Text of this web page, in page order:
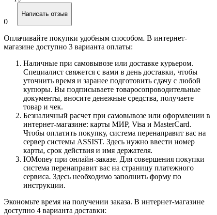
0
Написать отзыв
Оплачивайте покупки удобным способом. В интернет-
магазине доступно 3 варианта оплаты:
Наличные при самовывозе или доставке курьером.
Специалист свяжется с вами в день доставки, чтобы
уточнить время и заранее подготовить сдачу с любой
купюры. Вы подписываете товаросопроводительные
документы, вносите денежные средства, получаете
товар и чек.
Безналичный расчет при самовывозе или оформлении в
интернет-магазине: карты МИР, Visa и MasterCard.
Чтобы оплатить покупку, система перенаправит вас на
сервер системы ASSIST. Здесь нужно ввести номер
карты, срок действия и имя держателя.
ЮMoney при онлайн-заказе. Для совершения покупки
система перенаправит вас на страницу платежного
сервиса. Здесь необходимо заполнить форму по
инструкции.
Экономьте время на получении заказа. В интернет-магазине
доступно 4 варианта доставки: